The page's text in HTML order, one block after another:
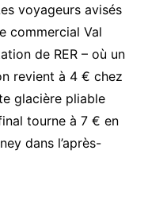
voyageurs avisés
commercial Val
de RER – où un
revient à 4 € chez
glacière pliable
tourne à 7 € en
dans l’après-